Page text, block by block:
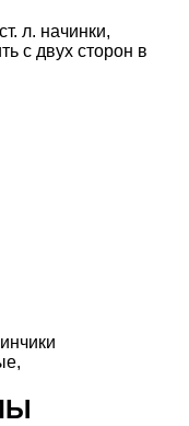
л. начинки,
с двух сторон в
,